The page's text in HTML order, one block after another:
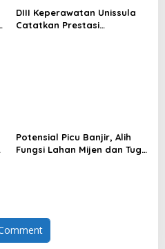
DIII Keperawatan Unissula
Catatkan Prestasi
Potensial Picu Banjir, Alih
Fungsi Lahan Mijen dan Tugu